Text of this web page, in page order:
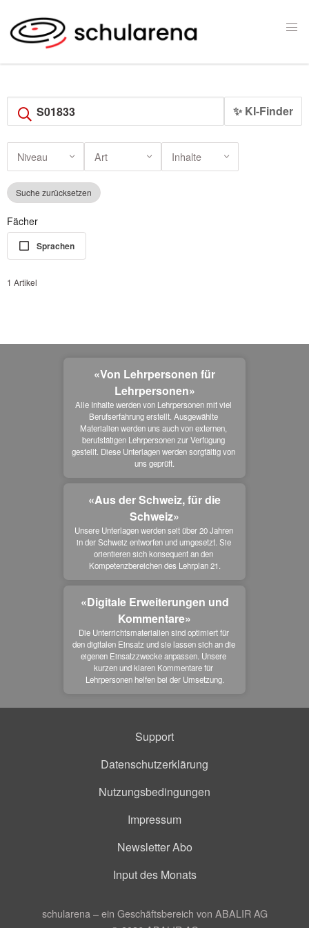
✨ KI-Finder
Niveau Art Inhalte
Suche zurücksetzen
Fächer
Sprachen
1 Artikel
«Von Lehrpersonen für
Lehrpersonen»
Alle Inhalte werden von Lehrpersonen mit viel
Berufserfahrung erstellt. Ausgewählte
Materialien werden uns auch von externen,
berufstätigen Lehrpersonen zur Verfügung
gestellt. Diese Unterlagen werden sorgfältig von
uns geprüft.
«Aus der Schweiz, für die
Schweiz»
Unsere Unterlagen werden seit über 20 Jahren
in der Schweiz entworfen und umgesetzt. Sie
orientieren sich konsequent an den
Kompetenzbereichen des Lehrplan 21.
«Digitale Erweiterungen und
Kommentare»
Die Unterrichtsmaterialien sind optimiert für
den digitalen Einsatz und sie lassen sich an die
eigenen Einsatzzwecke anpassen. Unsere
kurzen und klaren Kommentare für
Lehrpersonen helfen bei der Umsetzung.
Support
Datenschutzerklärung
Nutzungsbedingungen
Impressum
Newsletter Abo
Input des Monats
schularena – ein Geschäftsbereich von ABALIR AG